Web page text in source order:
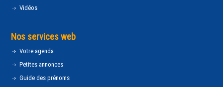
Vidéos
Nos services web
Votre agenda
Petites annonces
Guide des prénoms